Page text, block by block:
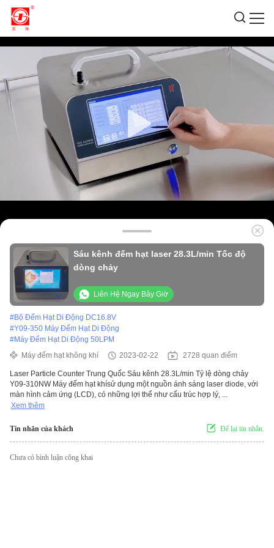
Sáu kênh đếm hạt laser 28.3L/min Tốc độ
dòng chảy
Liên Hệ Ngay Bây Giờ
#Bộ Đếm Hạt Di Động DC16.8V
#Y09-350 Máy Đếm Hạt Di Động
#Máy Đếm Hạt Di Động 50LPM
Máy đếm hạt không khí
2023-02-22 2728 quan điểm
Laser Particle Counter Trung Quốc Sáu kênh 28.3L/min Tỷ lệ dòng chảy
Y09-310NW Máy đếm hạt khísử dụng một nguồn ánh sáng laser diode, với
màn hình cảm ứng (LCD), có những lợi thế như cấu trúc hợp lý, ...
Xem thêm
Tin nhắn của khách Để lại tin nhắn.
Chưa có bình luận công khai